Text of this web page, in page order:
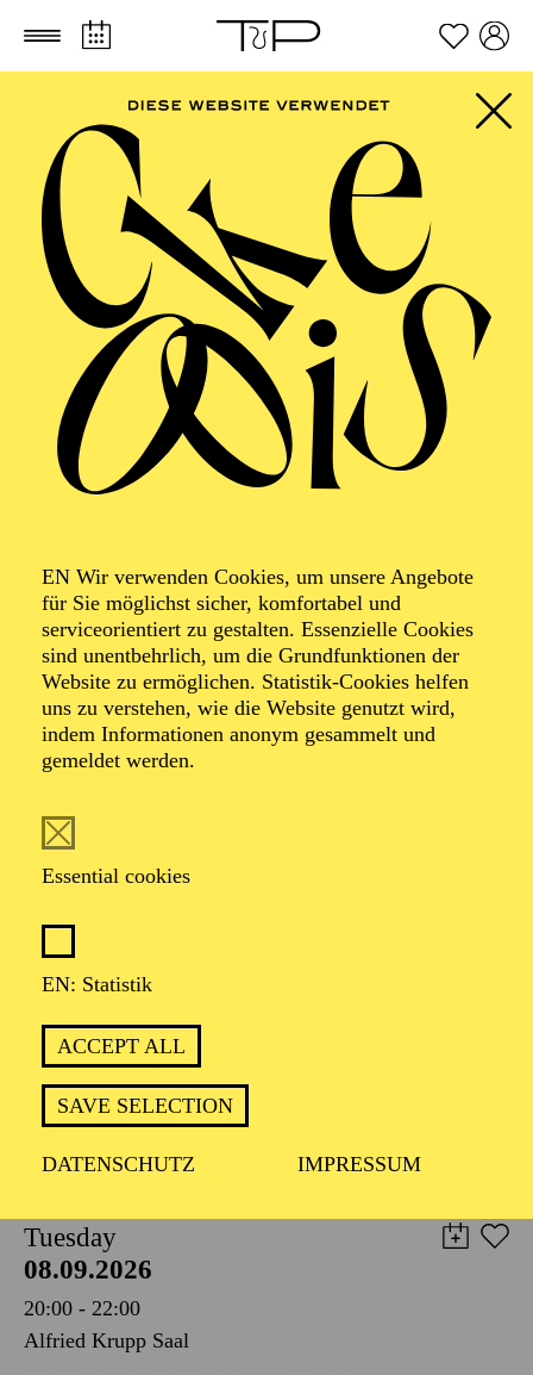
Zum Hauptinhalt springen Zum Footer springen
EN Wir verwenden Cookies, um unsere Angebote
für Sie möglichst sicher, komfortabel und
serviceorientiert zu gestalten. Essenzielle Cookies
sind unentbehrlich, um die Grundfunktionen der
Website zu ermöglichen. Statistik-Cookies helfen
uns zu verstehen, wie die Website genutzt wird,
indem Informationen anonym gesammelt und
gemeldet werden.
Essential cookies
EN: Statistik
ACCEPT ALL
SAVE SELECTION
DATENSCHUTZ IMPRESSUM
FILTER
SEPTEMBER 2026
PHILHARMONIE ESSEN
Friday
04.09.2026
20:00 - 23:00
Alfried Krupp Saal
Organiser: Theater-, Konzert- u. Gastspieldirektion OTTO
HOFNER GMBH
TICKETS
52,70€
EN: SCHAUSPIEL ESSEN
05.09.2026
19:30 - 21:30
BLICK AUF DEN IRAN –
STIMMEN ZUR AKTUELLEN
LAGE
TICKETS
8,00€
Tuesday
08.09.2026
20:00 - 22:00
Alfried Krupp Saal